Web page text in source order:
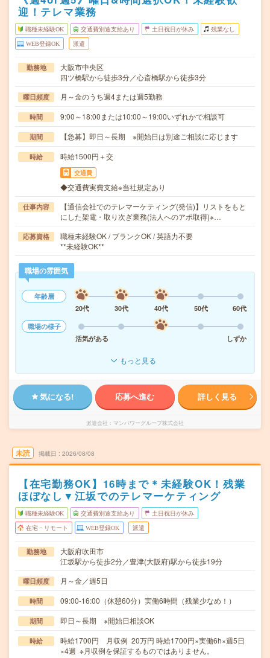
迎！テレマ業務
職種未経験OK 交通費別途支給あり 土日祝日が休み 残業なし
WEB登録OK 派遣
勤務地
大阪市中央区
四ツ橋駅から徒歩3分／心斎橋駅から徒歩3分
曜日頻度 月～金のうち週4または週5勤務
時間 9:00～18:00または10:00～19:00いずれかで相談可
期間 【急募】即日～長期 ※開始日は別途ご相談に応じます
時給 時給1500円＋交
交通費
◆交通費実費支給※当社規定あり
仕事内容
【通信会社でのテレマーケティング(発信)】リストをもと
にした架電・取り次ぎ業務(法人へのアポ取得)※…
応募資格
職種未経験OK / ブランクOK / 英語力不要
**未経験OK**
職場の雰囲気
年齢層
20代
30代 40代 50代
60代
職場の様子
活気がある
しずか
もっと見る
気になる! 応募へ進む 詳しく見る
派遣会社 マンパワーグループ株式会社
未読 掲載日 2026/08/08
【在宅勤務OK】16時まで＊未経験OK！残業
ほぼなし▼江坂でのテレマーケティング
職種未経験OK 交通費別途支給あり 土日祝日が休み
在宅・リモート WEB登録OK 派遣
勤務地
大阪府吹田市
江坂駅から徒歩2分／豊津(大阪府)駅から徒歩19分
曜日頻度 月～金／週5日
時間 09:00-16:00（休憩60分）実働6時間（残業少なめ！）
期間 即日～長期 ※開始日相談OK
時給
時給1700円 月収例 20万円 時給1700円×実働6h×週5日
×4週 ※月収例を保証するものではありません。